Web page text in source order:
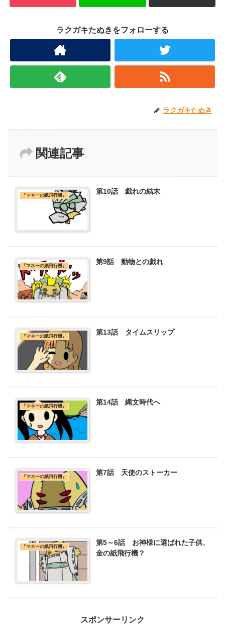
ラクガキたぬきをフォローする
ラクガキたぬき
関連記事
『マネーの紙飛行機』 第10話 戯れの結末
『マネーの紙飛行機』 第9話 動物との戯れ
『マネーの紙飛行機』 第13話 タイムスリップ
『マネーの紙飛行機』 第14話 縄文時代へ
『マネーの紙飛行機』 第7話 天使のストーカー
『マネーの紙飛行機』
第5～6話 お神様に選ばれた子供、
金の紙飛行機？
スポンサーリンク